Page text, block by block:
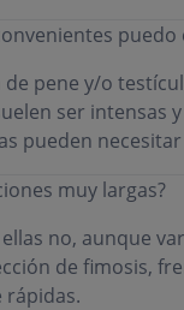
puedo
de pene y/o
ser intensas
pueden
muy largas?
no, aunque
de fimosis,
rápidas.